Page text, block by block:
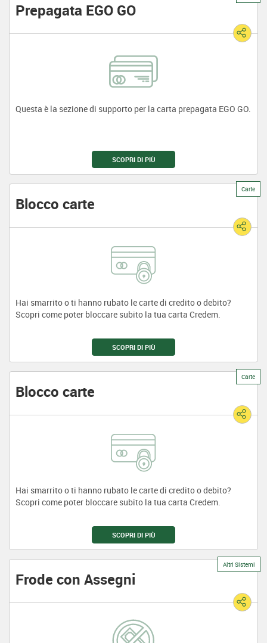
Prepagata EGO GO
Questa è la sezione di supporto per la carta prepagata EGO GO.
SCOPRI DI PIÙ
Carte
Blocco carte
Hai smarrito o ti hanno rubato le carte di credito o debito?
Scopri come poter bloccare subito la tua carta Credem.
SCOPRI DI PIÙ
Carte
Blocco carte
Hai smarrito o ti hanno rubato le carte di credito o debito?
Scopri come poter bloccare subito la tua carta Credem.
SCOPRI DI PIÙ
Altri Sistemi
Frode con Assegni